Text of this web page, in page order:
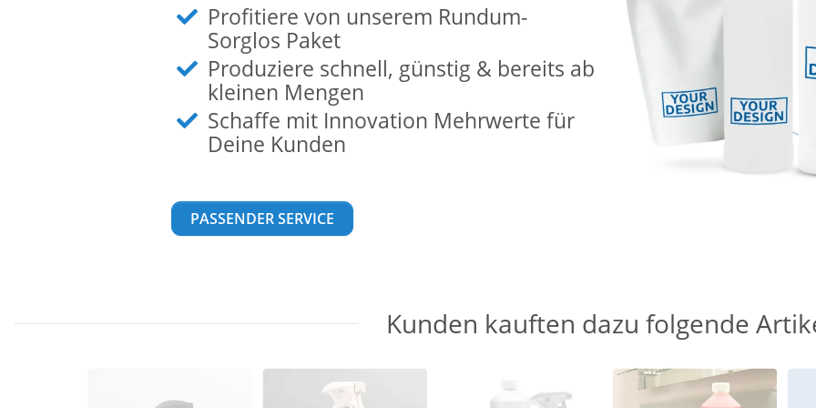
Profitiere von unserem Rundum-
Sorglos Paket
Produziere schnell, günstig & bereits ab
kleinen Mengen
Schaffe mit Innovation Mehrwerte für
Deine Kunden
PASSENDER SERVICE
Kunden kauften dazu folgende